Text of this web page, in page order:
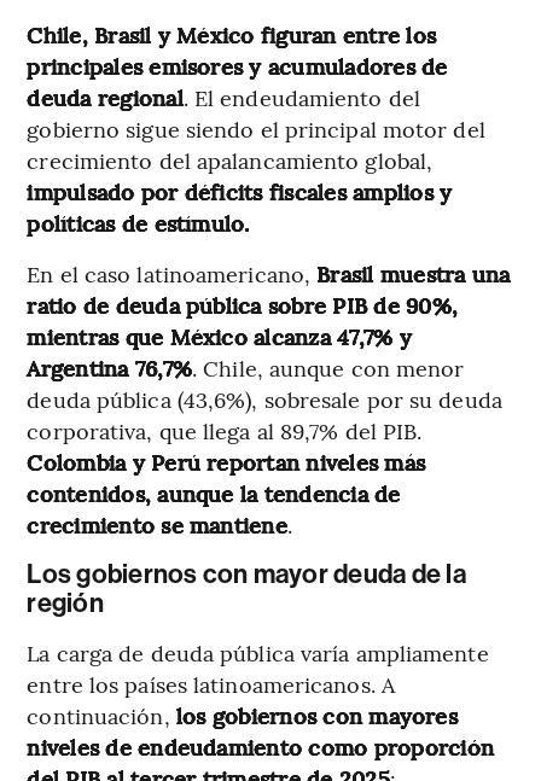
Chile, Brasil y México figuran entre los
principales emisores y acumuladores de
deuda regional. El endeudamiento del
gobierno sigue siendo el principal motor del
crecimiento del apalancamiento global,
impulsado por déficits fiscales amplios y
políticas de estímulo.
En el caso latinoamericano, Brasil muestra una
ratio de deuda pública sobre PIB de 90%,
mientras que México alcanza 47,7% y
Argentina 76,7%. Chile, aunque con menor
deuda pública (43,6%), sobresale por su deuda
corporativa, que llega al 89,7% del PIB.
Colombia y Perú reportan niveles más
contenidos, aunque la tendencia de
crecimiento se mantiene.
Los gobiernos con mayor deuda de la
región
La carga de deuda pública varía ampliamente
entre los países latinoamericanos. A
continuación, los gobiernos con mayores
niveles de endeudamiento como proporción